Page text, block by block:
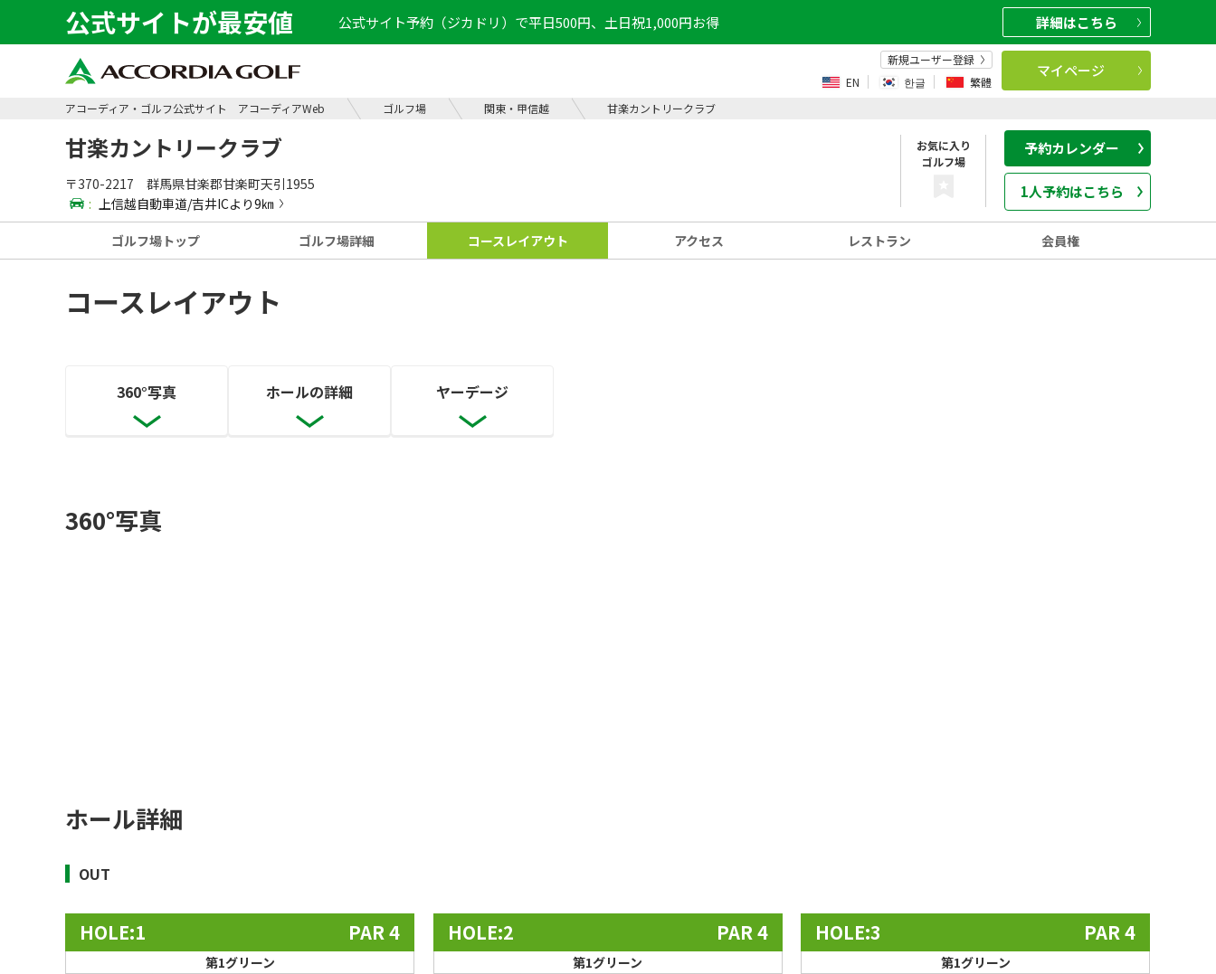
公式サイトが最安値 公式サイト予約（ジカドリ）で平日500円、土日祝1,000円お得 詳細はこちら
新規ユーザー登録
EN
한글 繁體
マイページ
アコーディア・ゴルフ公式サイト アコーディアWeb ゴルフ場 関東・甲信越 甘楽カントリークラブ
甘楽カントリークラブ
〒370-2217 群馬県甘楽郡甘楽町天引1955
: 上信越自動車道/吉井ICより9㎞
お気に入り
ゴルフ場
予約カレンダー
1人予約はこちら
ゴルフ場 トップ ゴルフ場詳細 コース レイアウト アクセス レストラン 会員権
コースレイアウト
360°写真 ホールの詳細 ヤーデージ
360°写真
ホール詳細
OUT
HOLE:1 PAR 4
第1グリーン
HOLE:2 PAR 4
第1グリーン
HOLE:3 PAR 4
第1グリーン